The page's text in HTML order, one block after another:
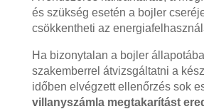
és szükség esetén a bojler
csökkentheti az
Ha bizonytalan a bojler
szakemberrel átvizsgáltatni a
időben elvégzett ellenőrzés sok
villanyszámla megtakarítást